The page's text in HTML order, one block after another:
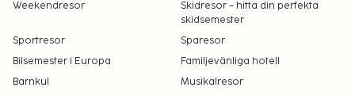
Weekendresor
Skidresor – hitta din perfekta
skidsemester
Sportresor
Sparesor
Bilsemester i Europa
Familjevänliga hotell
Barnkul
Musikalresor